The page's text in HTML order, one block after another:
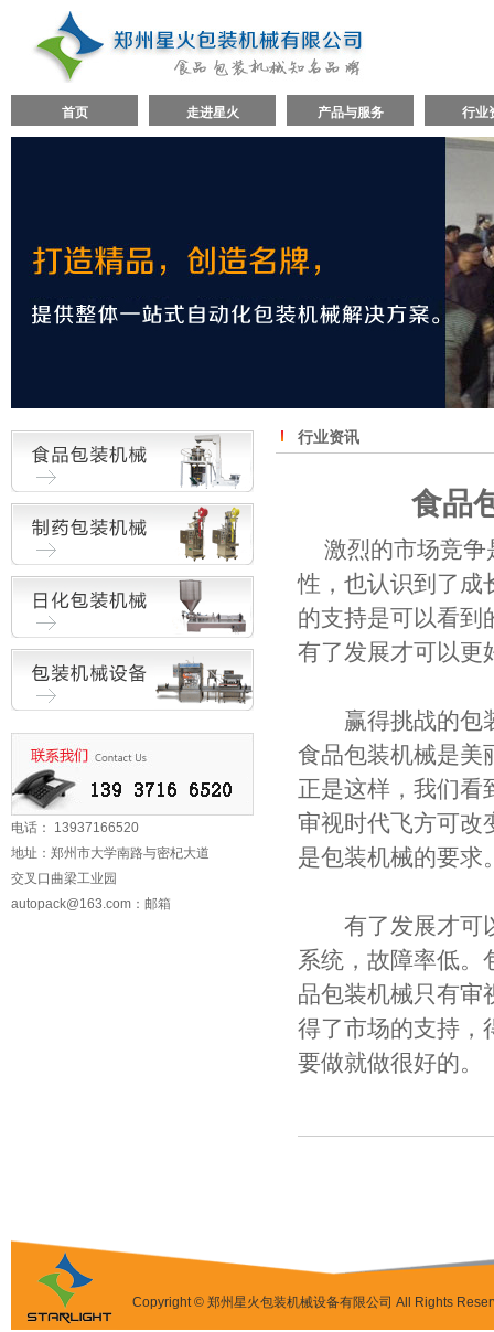
首页 走进星火 产品与服务 行业
电话： 13937166520
地址：郑州市大学南路与密杞大道
交叉口曲梁工业园
autopack@163.com ：邮箱
行业资讯
食品
激烈的市场竞
性，也认识到了成
的支持是可以看到
有了发展才可以更
赢得挑战的包装
食品包装机械是美
正是这样，我们看
审视时代飞方可改
是包装机械的要求
有了发展才可以
系统，故障率低。
品包装机械只有审
得了市场的支持，
要做就做很好的。
Copyright © 郑州星火包装机械设备有限公司 All Rights